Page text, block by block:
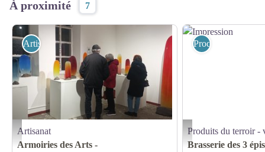
À proximité 7
Vernissage exposition "De neige et de lumière" - crédit photo armoiries des arts
Artisanat
Artisanat
Armoiries des Arts -
Impression -
Produits du terroir
Produits du terroir -
Brasserie des 3 épis